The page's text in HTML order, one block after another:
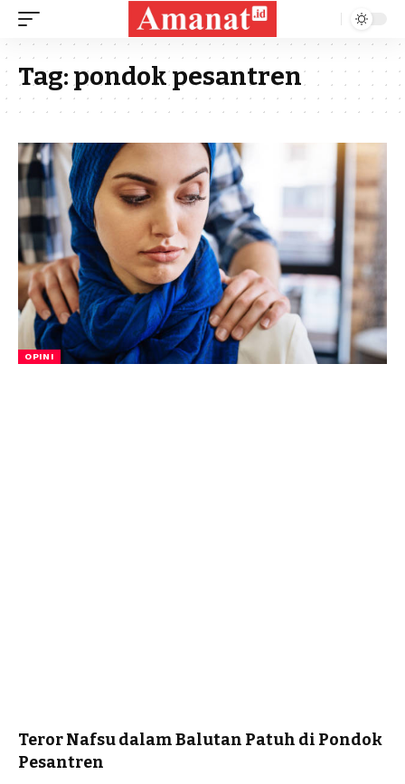
Tag:pondok pesantren
OPINI
Teror Nafsu dalam Balutan Patuh di Pondok
Pesantren